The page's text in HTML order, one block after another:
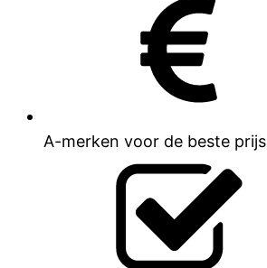
A-merken voor de beste prijs